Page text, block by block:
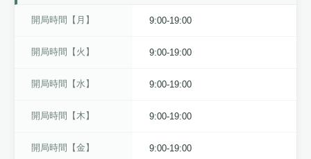
開局時間【月】 9:00-19:00
開局時間【火】 9:00-19:00
開局時間【水】 9:00-19:00
開局時間【木】 9:00-19:00
開局時間【金】 9:00-19:00